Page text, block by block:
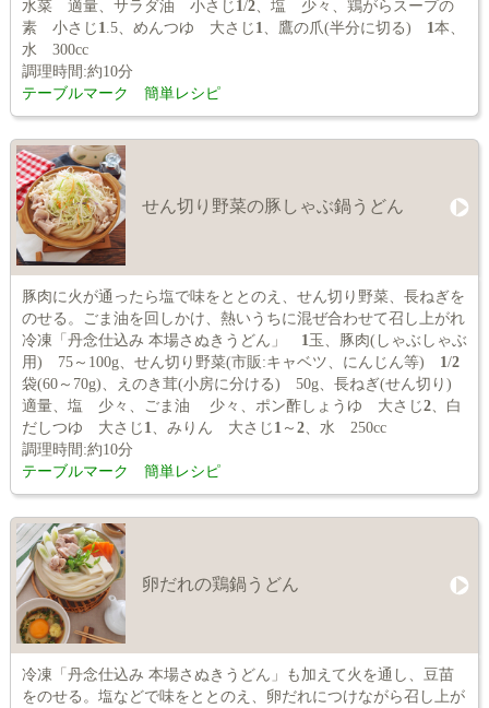
水菜 適量、サラダ油 小さじ 1 /2、塩 少々、鶏がらスープの
素 小さじ 1 .5、めんつゆ 大さじ 1 、鷹の爪(半分に切る) 1 本、
水 300cc
調理時間:約10分
テーブルマーク 簡単レシピ
せん切り野菜の豚しゃぶ鍋うどん
豚肉に火が通ったら塩で味をととのえ、せん切り野菜、長ねぎを
のせる。ごま油を回しかけ、熱いうちに混ぜ合わせて召し上がれ
冷凍「丹念仕込み 本場さぬきうどん」 1 玉、豚肉(しゃぶしゃぶ
用) 75～100g、せん切り野菜(市販:キャベツ、にんじん等) 1 /2
袋(60～70g)、えのき茸(小房に分ける) 50g、長ねぎ(せん切り)
適量、塩 少々、ごま油 少々、ポン酢しょうゆ 大さじ2、白
だしつゆ 大さじ 1 、みりん 大さじ 1 ～ 2、水 250cc
調理時間:約10分
テーブルマーク 簡単レシピ
卵だれの鶏鍋うどん
冷凍「丹念仕込み 本場さぬきうどん」も加えて火を通し、豆苗
をのせる。塩などで味をととのえ、卵だれにつけながら召し上が